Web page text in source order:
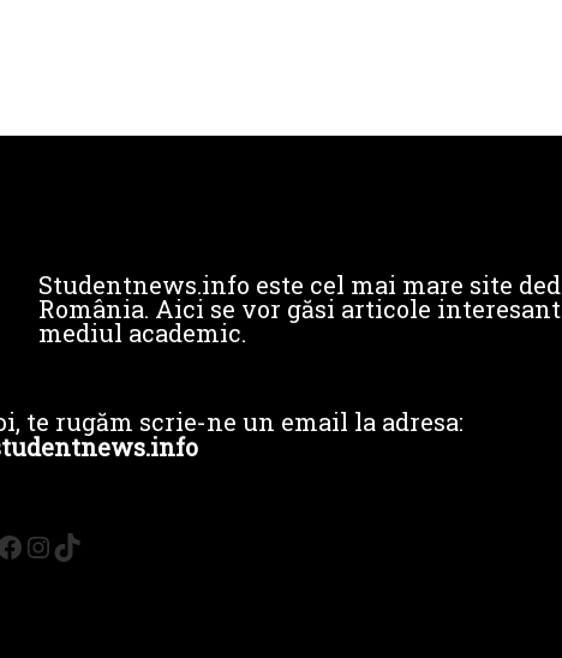
Studentnews.info este cel mai mare site
România. Aici se vor găsi articole
mediul academic.
te rugăm scrie-ne un email la adresa:
Instagram
TikTok